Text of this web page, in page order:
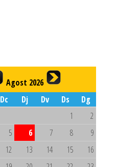
Agost 2026
Dc Dj Dv Ds
Dg
1
2
5 6 7 8
9
12 13 14 15
16